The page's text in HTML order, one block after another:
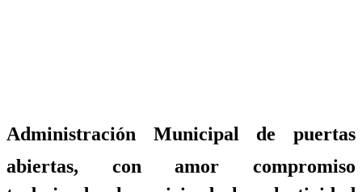
Administración Municipal de puertas
abiertas, con amor compromiso